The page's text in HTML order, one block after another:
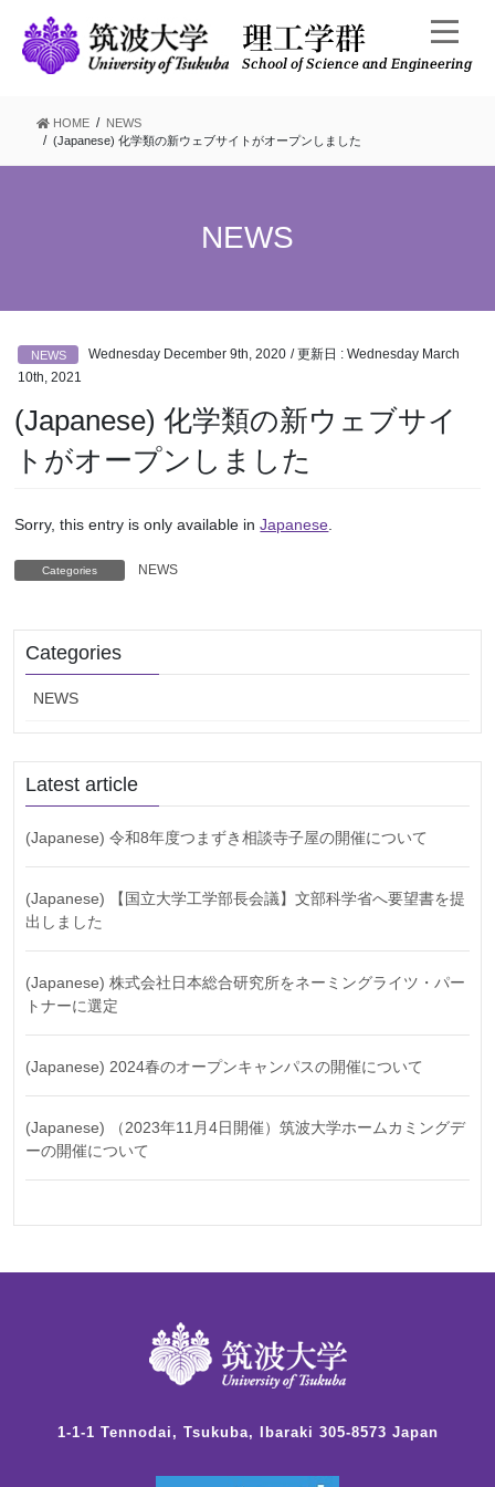
content
Navigation
HOME
NEWS
(Japanese) 化学類の新ウェブサイトがオープンしました
NEWS
NEWS Wednesday December 9th, 2020 / 更新日 : Wednesday March
10th, 2021
(Japanese) 化学類の新ウェブサイ
トがオープンしました
Sorry, this entry is only available inJapanese
Categories NEWS
Categories
NEWS
Latest article
(Japanese) 令和8年度つまずき相談寺子屋の開催について
(Japanese) 【国立大学工学部長会議】文部科学省へ要望書を提
出しました
(Japanese) 株式会社日本総合研究所をネーミングライツ・パー
トナーに選定
(Japanese) 2024春のオープンキャンパスの開催について
(Japanese) （2023年11月4日開催）筑波大学ホームカミングデ
ーの開催について
1-1-1 Tennodai, Tsukuba, Ibaraki 305-8573 Japan